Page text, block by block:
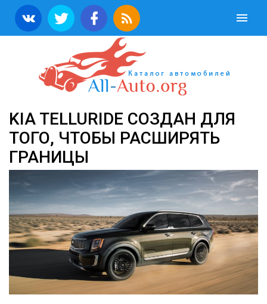
KIA TELLURIDE СОЗДАН ДЛЯ
ТОГО, ЧТОБЫ РАСШИРЯТЬ
ГРАНИЦЫ